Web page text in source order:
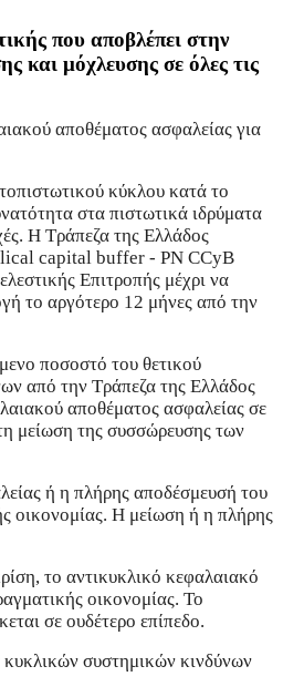
που αποβλέπει στην
και μόχλευσης σε όλες τις
αποθέματος ασφαλείας για
κύκλου κατά το
στα πιστωτικά ιδρύματα
Η Τράπεζα της Ελλάδος
capital buffer - PN CCyB
Επιτροπής μέχρι να
το αργότερο 12 μήνες από την
ποσοστό του θετικού
από την Τράπεζα της Ελλάδος
αποθέματος ασφαλείας σε
μείωση της συσσώρευσης των
ή η πλήρης αποδέσμευσή του
οικονομίας. Η μείωση ή η πλήρης
το αντικυκλικό κεφαλαιακό
οικονομίας. Το
σε ουδέτερο επίπεδο.
συστημικών κινδύνων